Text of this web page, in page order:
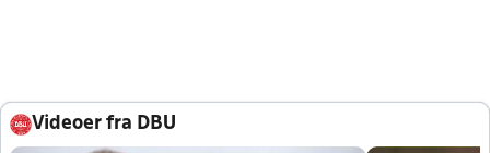
Videoer fra DBU